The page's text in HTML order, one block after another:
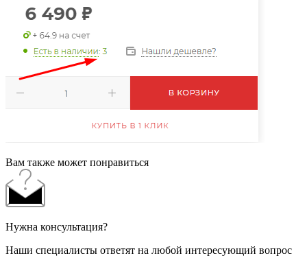
Вам также может понравиться
Нужна консультация?
Наши специалисты ответят на любой интересующий вопрос